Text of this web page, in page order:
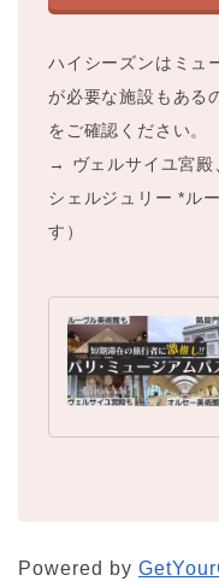
ハイシーズンはミュ
が必要な施設もある
をご確認ください。
→ ヴェルサイユ宮殿
シェルジュリー *ル
す）
Powered by